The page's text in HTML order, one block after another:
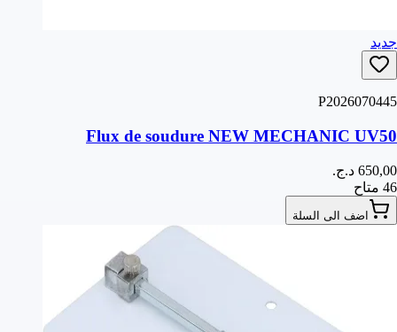
جديد
P2026070445
Flux de soudure NEW MECHANIC UV50
46 متاح
اضف الى السلة